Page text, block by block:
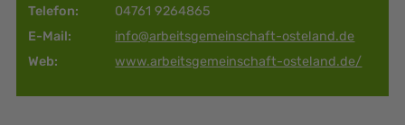
Telefon:
04761 9264865
E-Mail:
info@arbeitsgemeinschaft-osteland.de
Web:
www.arbeitsgemeinschaft-osteland.de/